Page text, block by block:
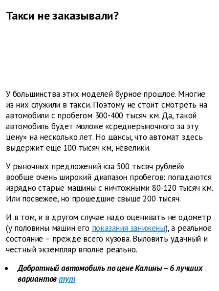
Такси не заказывали?
У большинства этих моделей бурное прошлое. Многие
из них служили в такси. Поэтому не стоит смотреть на
автомобили с пробегом 300-400 тысяч км. Да, такой
автомобиль будет моложе «среднерыночного за эту
цену» на несколько лет. Но шансы, что автомат здесь
выдержит еще 100 тысяч км, невелики.
У рыночных предложений «за 500 тысяч рублей»
вообще очень широкий диапазон пробегов: попадаются
изрядно старые машины с ничтожными 80-120 тысяч км.
Или посвежее, но прошедшие свыше 200 тысяч.
И в том, и в другом случае надо оценивать не одометр
(у половины машин его показания занижены), а реальное
состояние – прежде всего кузова. Выловить удачный и
честный экземпляр вполне реально.
Добротный автомобиль по цене Калины – 6 лучших
вариантовтут